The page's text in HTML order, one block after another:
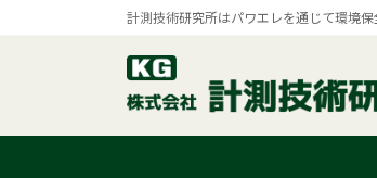
へ
ョ
計測技術研究所はパワエレを通じて環境